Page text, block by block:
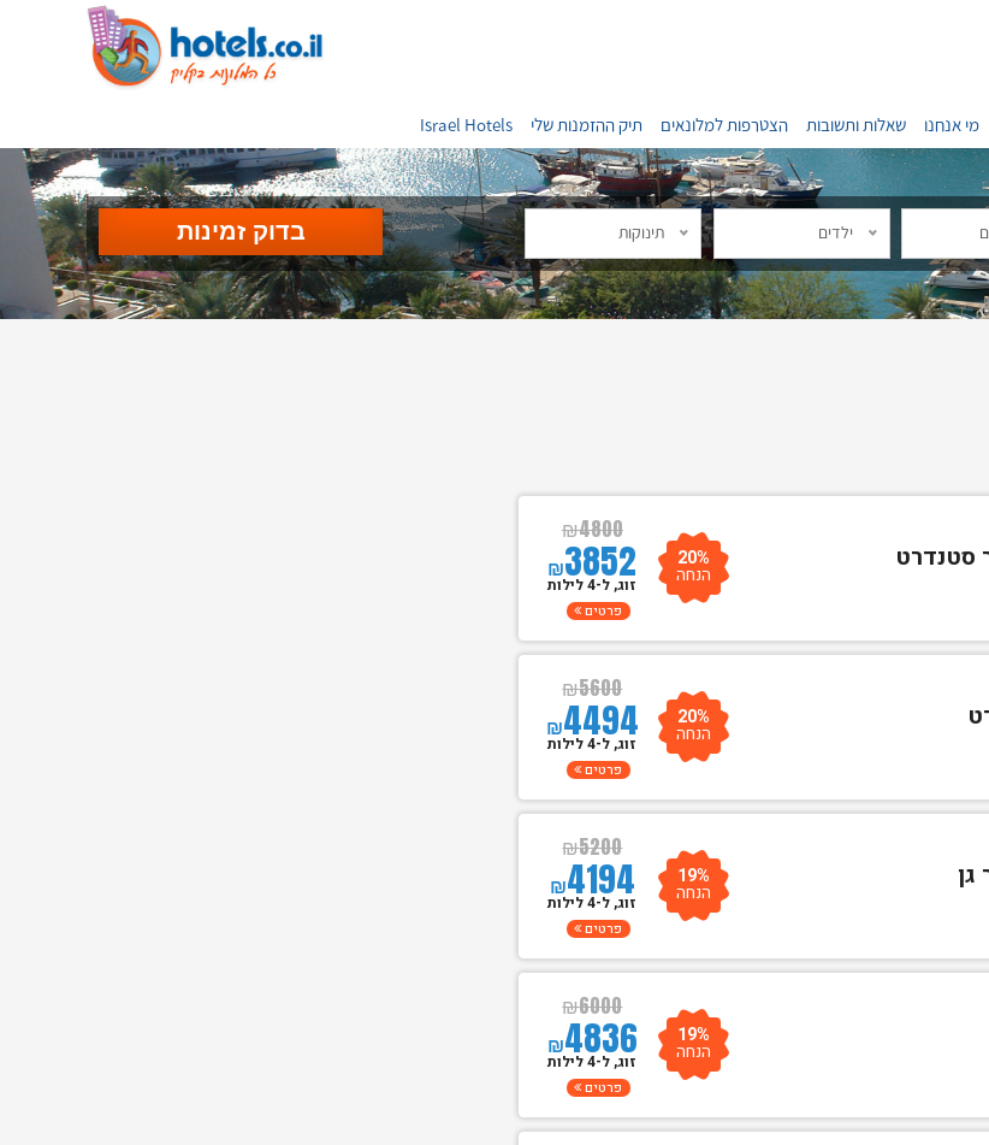
מי אנחנו שאלות ותשובות הצטרפות למלונאים תיק ההזמנות שלי Israel Hotels
ילדים תינוקות
₪4800
₪3852 20%
הנחה זוג, ל-4 לילות
פרטים
₪5600
₪4494 20%
הנחה זוג, ל-4 לילות
פרטים
₪5200
₪4194 19%
הנחה זוג, ל-4 לילות
פרטים
₪6000
₪4836 19%
הנחה זוג, ל-4 לילות
פרטים